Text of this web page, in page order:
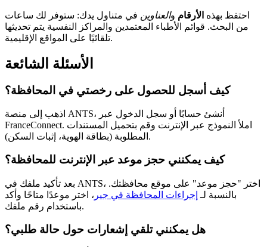
احتفظ بهذه الأرقام والعناوين في متناول يدك: ستوفر لك ساعات
من البحث. قوائم الأطباء المعتمدين والمراكز النفسية يتم تحديثها
تلقائيًا على المواقع الإقليمية.
الأسئلة الشائعة
كيف أسجل للحصول على رخصتي في المحافظة؟
اذهب إلى منصة ANTS، أنشئ حسابًا أو سجل الدخول عبر
FranceConnect. املأ النموذج عبر الإنترنت وقم بتحميل المستندات
المطلوبة (بطاقة الهوية، إثبات السكن).
كيف يمكنني حجز موعد عبر الإنترنت للمحافظة؟
بعد تأكيد ملفك في ANTS، اختر "حجز موعد" على موقع محافظتك.
بالنسبة لـ إجراءات المحافظة في جير ، اختر موعدًا متاحًا وأكد
باستخدام رقم ملفك.
هل يمكنني تلقي إشعارات حول حالة طلبي؟